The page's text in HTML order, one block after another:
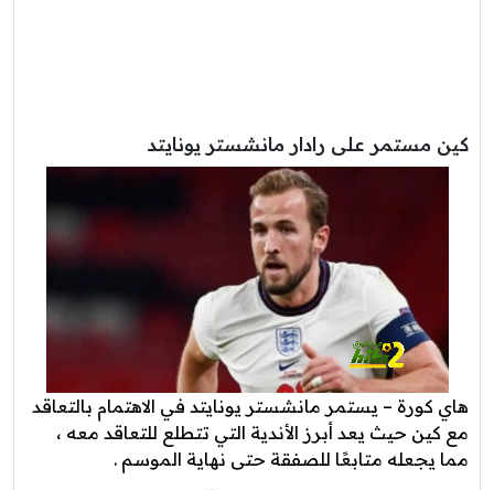
كين مستمر على رادار مانشستر يونايتد
هاي كورة – يستمر مانشستر يونايتد في الاهتمام بالتعاقد
مع كين حيث يعد أبرز الأندية التي تتطلع للتعاقد معه ،
مما يجعله متابعًا للصفقة حتى نهاية الموسم .